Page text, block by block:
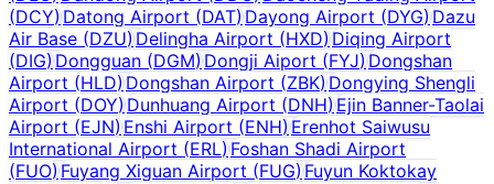
(DCY)Datong Airport (DAT) Dayong Airport (DYG) Dazu
Air Base (DZU)Delingha Airport (HXD) Diqing Airport
(DIG)Dongguan (DGM) Dongji Aiport (FYJ) Dongshan
Airport (HLD)Dongshan Airport (ZBK) Dongying Shengli
Airport (DOY)Dunhuang Airport (DNH)Ejin Banner-Taolai
Airport (EJN)Enshi Airport (ENH) Erenhot Saiwusu
International Airport (ERL)Foshan Shadi Airport
(FUO)Fuyang Xiguan Airport (FUG) Fuyun Koktokay